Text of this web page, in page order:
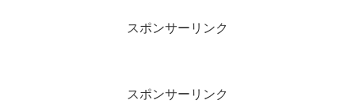
スポンサーリンク
スポンサーリンク